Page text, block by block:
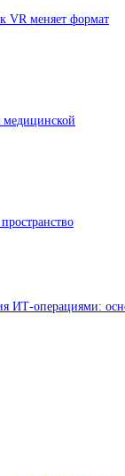
VR меняет формат
ИТ-операциями: